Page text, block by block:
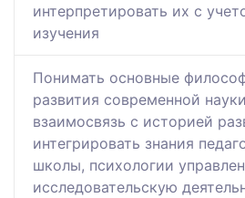
интерпретировать их с
изучения
Понимать основные
развития современной
взаимосвязь с историей
интегрировать знания
школы, психологии
исследовательскую